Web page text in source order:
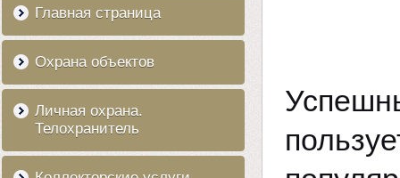
Главная страница
Охрана объектов
Личная охрана.
Телохранитель